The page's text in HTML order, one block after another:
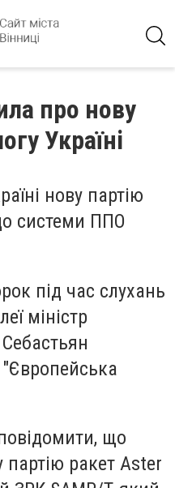
про нову
Україні
нову партію
системи ППО
під час слухань
міністр
що
ракет Aster